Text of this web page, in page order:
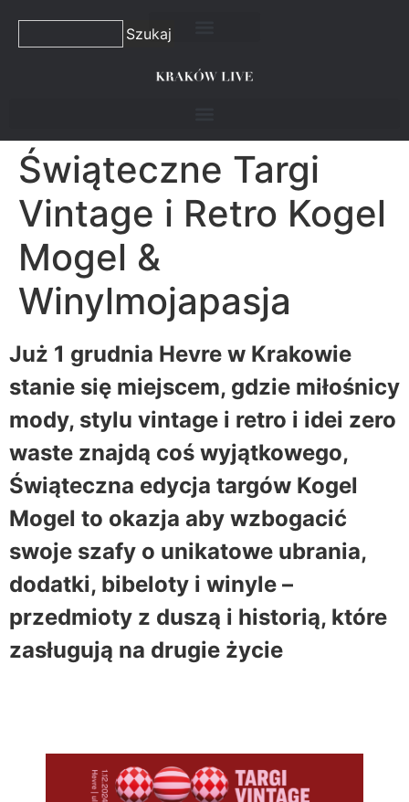
Szukaj
Świąteczne Targi
Vintage i Retro Kogel
Mogel &
Winylmojapasja
Już 1 grudnia Hevre w Krakowie
stanie się miejscem, gdzie miłośnicy
mody, stylu vintage i retro i idei zero
waste znajdą coś wyjątkowego,
Świąteczna edycja targów Kogel
Mogel to okazja aby wzbogacić
swoje szafy o unikatowe ubrania,
dodatki, bibeloty i winyle –
przedmioty z duszą i historią, które
zasługują na drugie życie